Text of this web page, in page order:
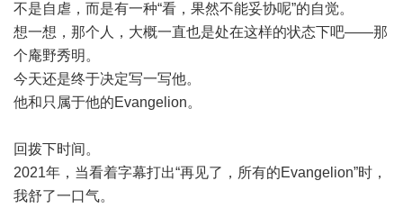
不是自虐，而是有一种“看，果然不能妥协呢”的自觉。
想一想，那个人，大概一直也是处在这样的状态下吧——那
个庵野秀明。
今天还是终于决定写一写他。
他和只属于他的Evangelion。
回拨下时间。
2021年，当看着字幕打出“再见了，所有的Evangelion”时，
我舒了一口气。